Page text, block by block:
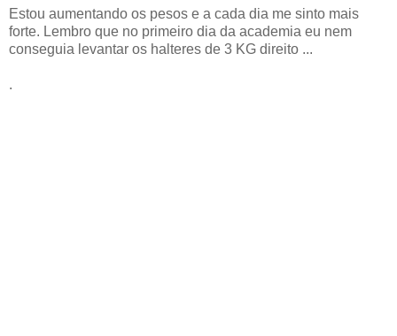
Estou aumentando os pesos e a cada dia me sinto mais
forte. Lembro que no primeiro dia da academia eu nem
conseguia levantar os halteres de 3 KG direito ...
.